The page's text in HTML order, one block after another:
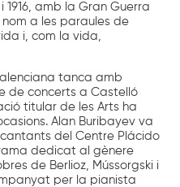
1916, amb la Gran Guerra
a les paraules de
i, com la vida,
tanca amb
de concerts a Castelló
titular de les Arts ha
Alan Buribayev va
del Centre Plácido
dedicat al gènere
de Berlioz, Mússorgski i
per la pianista